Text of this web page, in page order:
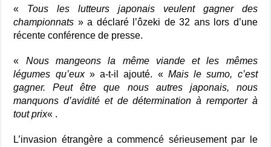
« Tous les lutteurs japonais veulent gagner des
championnats » a déclaré l’ôzeki de 32 ans lors d’une
récente conférence de presse.
« Nous mangeons la même viande et les mêmes
légumes qu’eux» a-t-il ajouté. « Mais le sumo, c’est
gagner. Peut être que nous autres japonais, nous
manquons d’avidité et de détermination à remporter à
tout prix« .
L’invasion étrangère a commencé sérieusement par le